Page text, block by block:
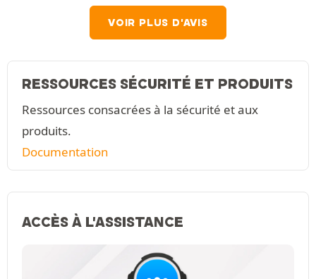
VOIR PLUS D'AVIS
RESSOURCES SÉCURITÉ ET PRODUITS
Ressources consacrées à la sécurité et aux
produits.
Documentation
ACCÈS À L'ASSISTANCE